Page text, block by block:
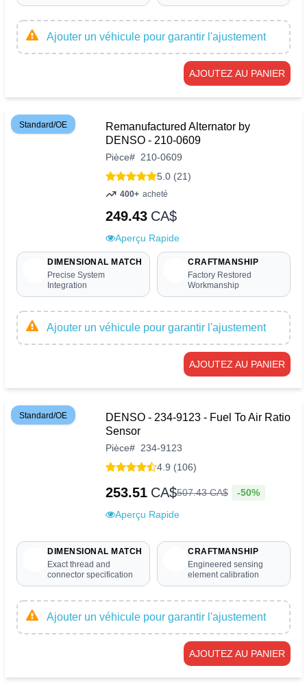
Ajouter un véhicule pour garantir l'ajustement
AJOUTEZ AU PANIER
Standard/OE
Remanufactured Alternator by
DENSO - 210-0609
Pièce# 210-0609
5.0 (21)
400+ acheté
249.43 CA$
Aperçu Rapide
DIMENSIONAL MATCH
Precise System
Integration
CRAFTMANSHIP
Factory Restored
Workmanship
Ajouter un véhicule pour garantir l'ajustement
AJOUTEZ AU PANIER
Standard/OE
DENSO - 234-9123 - Fuel To Air Ratio
Sensor
Pièce# 234-9123
4.9 (106)
253.51 CA$507.43CA$ -50%
Aperçu Rapide
DIMENSIONAL MATCH
Exact thread and
connector specification
CRAFTMANSHIP
Engineered sensing
element calibration
Ajouter un véhicule pour garantir l'ajustement
AJOUTEZ AU PANIER